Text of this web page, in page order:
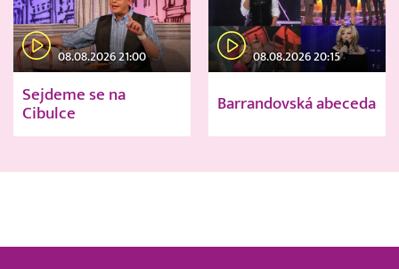
08.08.2026 21:00
Sejdeme se na
Cibulce
08.08.2026 20:15
Barrandovská abeceda